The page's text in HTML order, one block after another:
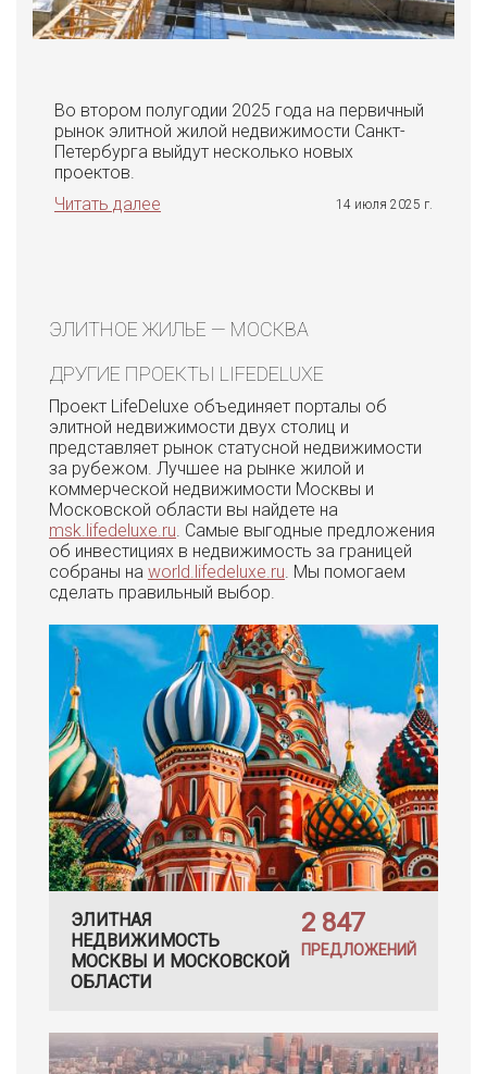
Во втором полугодии 2025 года на первичный
рынок элитной жилой недвижимости Санкт-
Петербурга выйдут несколько новых
проектов.
Читать далее
14 июля 2025 г.
ЭЛИТНОЕ ЖИЛЬЕ — МОСКВА
ДРУГИЕ ПРОЕКТЫ LIFEDELUXE
Проект LifeDeluxe объединяет порталы об
элитной недвижимости двух столиц и
представляет рынок статусной недвижимости
за рубежом. Лучшее на рынке жилой и
коммерческой недвижимости Москвы и
Московской области вы найдете на
msk.lifedeluxe.ru . Самые выгодные предложения
об инвестициях в недвижимость за границей
собраны на world.lifedeluxe.ru . Мы помогаем
сделать правильный выбор.
ЭЛИТНАЯ
НЕДВИЖИМОСТЬ
МОСКВЫ И МОСКОВСКОЙ
ОБЛАСТИ
2 847
ПРЕДЛОЖЕНИЙ